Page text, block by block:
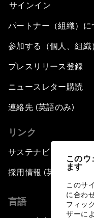
このウ
ます
このサ
に合わ
フィッ
ザーに
サインイン
パートナー（組織）に
参加する（個人、組織
プレスリリース登録
ニュースレター購読
連絡先 (英語のみ)
リンク
サステナビリティへの
採用情報 (英語のみ)
言語